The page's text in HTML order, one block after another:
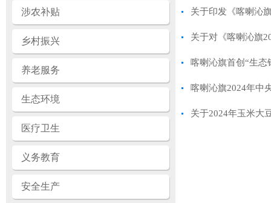
涉农补贴
乡村振兴
养老服务
生态环境
医疗卫生
义务教育
安全生产
关于印发《喀喇沁
关于对《喀喇沁旗
喀喇沁旗首创“生
喀喇沁旗2024年中
关于2024年玉米大